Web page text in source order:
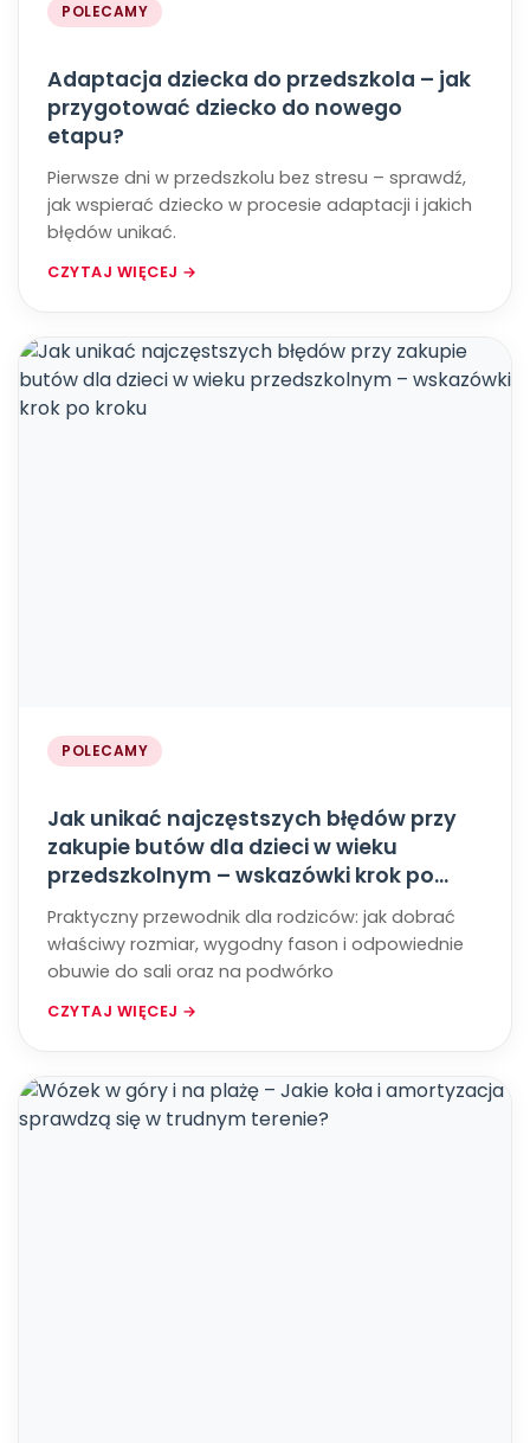
POLECAMY
Adaptacja dziecka do przedszkola – jak
przygotować dziecko do nowego
etapu?
Pierwsze dni w przedszkolu bez stresu – sprawdź,
jak wspierać dziecko w procesie adaptacji i jakich
błędów unikać.
CZYTAJ WIĘCEJ →
POLECAMY
Jak unikać najczęstszych błędów przy
zakupie butów dla dzieci w wieku
przedszkolnym – wskazówki krok po
kroku
Praktyczny przewodnik dla rodziców: jak dobrać
właściwy rozmiar, wygodny fason i odpowiednie
obuwie do sali oraz na podwórko
CZYTAJ WIĘCEJ →